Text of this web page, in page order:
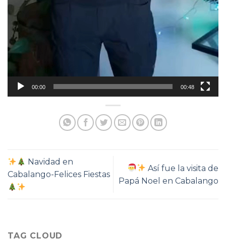
00:00 00:48
Navidad en
Cabalango-Felices Fiestas
Así fue la visita de
Papá Noel en Cabalango
TAG CLOUD